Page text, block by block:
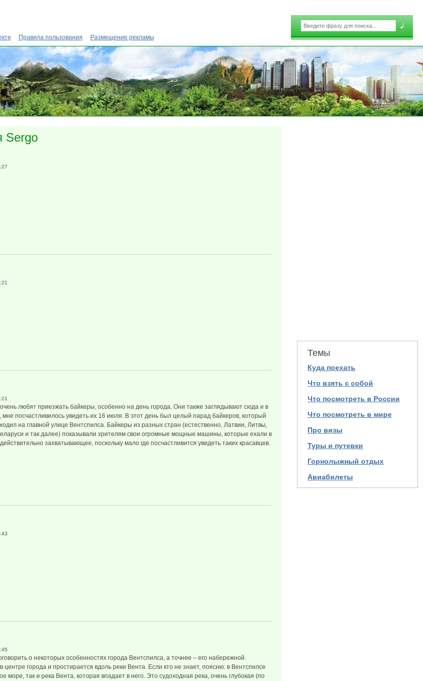
Форма поиска
Поиск
Правила пользования Размещение рекламы
Sergo
любят приезжать байкеры, особенно на день города. Они также заглядывают сюда и в
мне посчастливилось увидеть их 16 июля. В этот день был целый парад байкеров, который
на главной улице Вентспилса. Байкеры из разных стран (естественно, Латвии, Литвы,
и так далее) показывали зрителям свои огромные мощные машины, которые ехали в
захватывающее, поскольку мало где посчастливится увидеть таких красавцев.
о некоторых особенностях города Вентспилса, а точнее – его набережной.
центре города и простирается вдоль реки Вента. Если кто не знает, поясню: в Вентспилсе
море, так и река Вента, которая впадает в него. Это судоходная река, очень глубокая (по
Темы
Куда поехать
Что взять с собой
Что посмотреть в России
Что посмотреть в мире
Про визы
Туры и путевки
Горнолыжный отдых
Авиабилеты